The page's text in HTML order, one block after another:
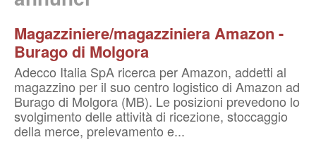
Magazziniere/magazziniera Amazon -
Burago di Molgora
Adecco Italia SpA ricerca per Amazon, addetti al
magazzino per il suo centro logistico di Amazon ad
Burago di Molgora (MB). Le posizioni prevedono lo
svolgimento delle attività di ricezione, stoccaggio
della merce, prelevamento e...